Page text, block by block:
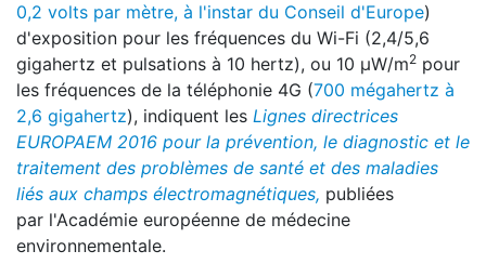
0,2 volts par mètre, à l'instar du Conseil d'Europe)
d'exposition pour les fréquences du Wi-Fi (2,4/5,6
gigahertz et pulsations à 10 hertz), ou 10 μW/m2 pour
les fréquences de la téléphonie 4G (700 mégahertz à
2,6 gigahertz), indiquent les Lignes directrices
EUROPAEM 2016 pour la prévention, le diagnostic et le
traitement des problèmes de santé et des maladies
liés aux champs électromagnétiques, publiées
par l'Académie européenne de médecine
environnementale.